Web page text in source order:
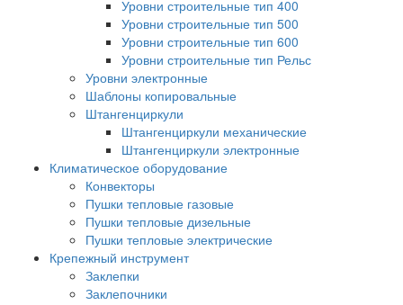
Уровни строительные тип 400
Уровни строительные тип 500
Уровни строительные тип 600
Уровни строительные тип Рельс
Уровни электронные
Шаблоны копировальные
Штангенциркули
Штангенциркули механические
Штангенциркули электронные
Климатическое оборудование
Конвекторы
Пушки тепловые газовые
Пушки тепловые дизельные
Пушки тепловые электрические
Крепежный инструмент
Заклепки
Заклепочники